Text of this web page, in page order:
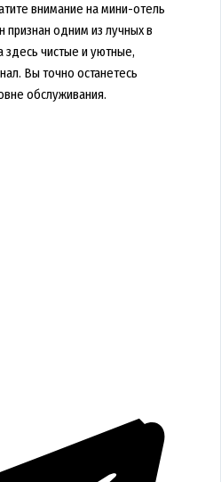
внимание на мини-отель
одним из лучных в
здесь чистые и уютные,
Вы точно останетесь
обслуживания.